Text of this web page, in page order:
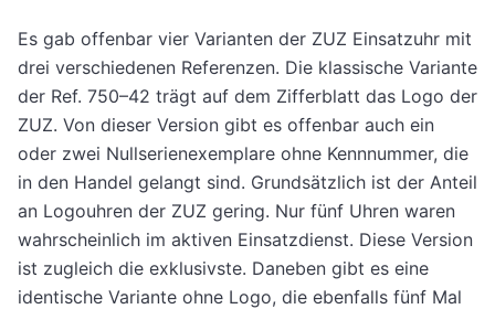
Es gab offenbar vier Varianten der ZUZ Einsatzuhr mit
drei verschiedenen Referenzen. Die klassische Variante
der Ref. 750–42 trägt auf dem Zifferblatt das Logo der
ZUZ. Von dieser Version gibt es offenbar auch ein
oder zwei Nullserienexemplare ohne Kennnummer, die
in den Handel gelangt sind. Grundsätzlich ist der Anteil
an Logouhren der ZUZ gering. Nur fünf Uhren waren
wahrscheinlich im aktiven Einsatzdienst. Diese Version
ist zugleich die exklusivste. Daneben gibt es eine
identische Variante ohne Logo, die ebenfalls fünf Mal